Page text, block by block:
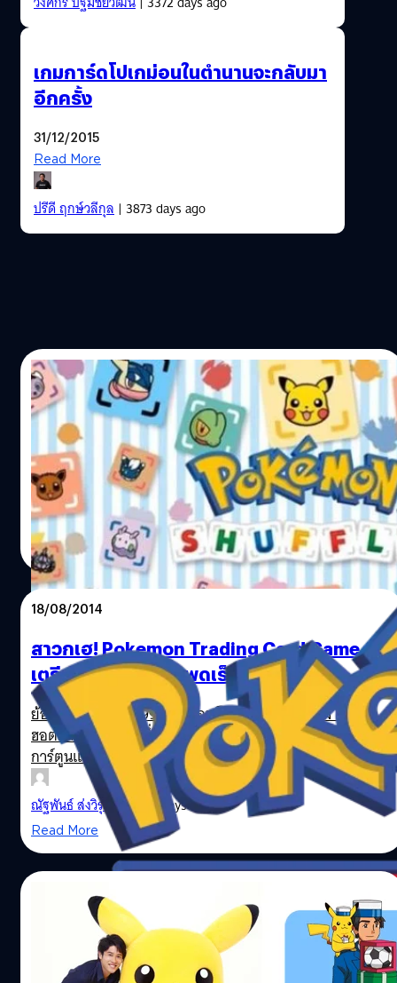
เกมการ์ดโปเกม่อนในตำนานจะกลับมา
อีกครั้ง
31/12/2015
Read More
ปรีดี ฤกษ์วลีกุล| 3873 days ago
29/06/2015
มาสักทีเกม โปเกมอน บน สมาร์ทโฟน กำหนด
ออกปีนี้
มาแล้วแต่ไม่ใช่ภาคใหม่
วงศกร ปฐมชัยวัฒน์| 4058 days ago
Read More
18/08/2014
สาวกเฮ! Pokemon Trading Card Game
เตรียมปล่อยลงไอแพดเร็วๆ นี้
ย้อนกลับไปในปี 1999 โปเกม่อนถือว่าเป็นหนึ่งในเกม RPG ที่
ฮอตมากที่สุดเกมหนึ่งบนโลก จากกระแสความโด่งดังจาก
การ์ตูนแอนิเมชันรวมทั้งผลิตภัณฑ์ของเล่น ของสะสม รวมทั้ง
Trading Card Game ซึ่งกำลังจะปล่อยให้เล่นกันในไอแพด
เร็วๆ นี้
ณัฐพันธ์ ส่งวิรุฬห์ | 4373 days ago
Read More
30/06/2014
จ๊อบเสริม! กองหลังทีมชาติญี่ปุ่นพากย์หนัง
Pokemon!